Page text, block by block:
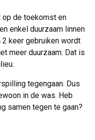
de toekomst en
enkel duurzaam linnen
2 keer gebruiken wordt
meer duurzaam. Dat is
tegengaan. Dus
in de was. Heb
samen tegen te gaan?